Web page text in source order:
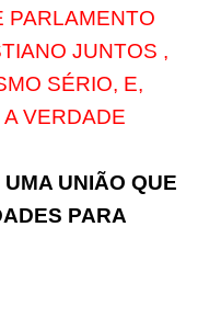
PARLAMENTO
JUNTOS ,
SÉRIO, E,
VERDADE
UNIÃO QUE
PARA